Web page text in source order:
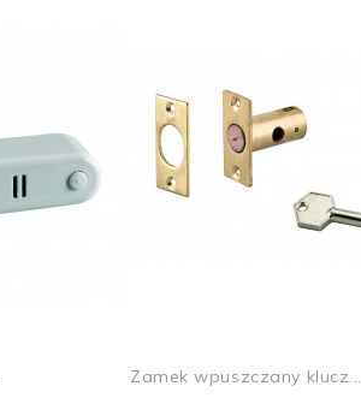
Zamek wpuszczany klucz...